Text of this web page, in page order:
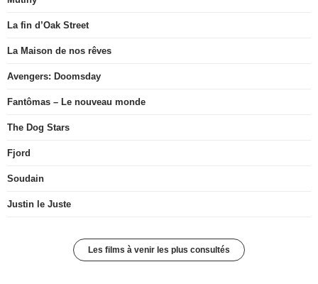
La fin d’Oak Street
La Maison de nos rêves
Avengers: Doomsday
Fantômas – Le nouveau monde
The Dog Stars
Fjord
Soudain
Justin le Juste
Les films à venir les plus consultés